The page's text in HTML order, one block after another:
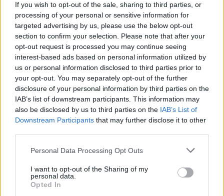
If you wish to opt-out of the sale, sharing to third parties, or
processing of your personal or sensitive information for
targeted advertising by us, please use the below opt-out
section to confirm your selection. Please note that after your
opt-out request is processed you may continue seeing
interest-based ads based on personal information utilized by
us or personal information disclosed to third parties prior to
your opt-out. You may separately opt-out of the further
disclosure of your personal information by third parties on the
IAB’s list of downstream participants. This information may
also be disclosed by us to third parties on the IAB’s List of
Downstream Participants that may further disclose it to other
Please note that this website/app uses one or more Google
not limited to your visit or usage behaviour. You may click to
grant or deny consent to Google and its third-party tags to
use your data for below specified purposes in below Google
Personal Data Processing Opt Outs
I want to opt-out of the Sharing of my
personal data.
Opted In
Η σύλληψη έγινε στο πλαίσιο του αυτοφώρου – Ο
οδηγός κατηγορείται για σωματική βλάβη, εξύβριση
και απειλή – Η Αρετή Γεωργιλή είχε καταγγείλει ότι
την ξυλοκόπησε γιατί του ζήτησε να μετακινήσει το
φορτηγό του από το γκαράζ της για να βγει